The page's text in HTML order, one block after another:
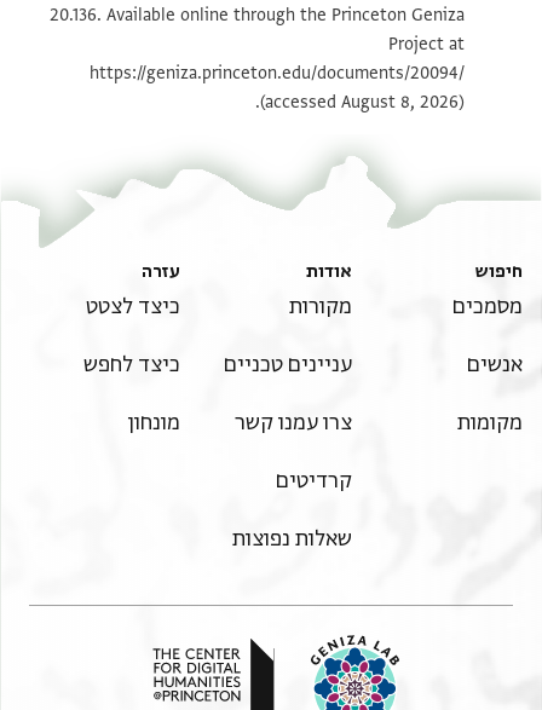
תנאי היתר שימוש בתצלום
20.136. Available online through the Princeton Geniza
Project at
https://geniza.princeton.edu/documents/20094/
(accessed August 8, 2026).
חיפוש
מסמכים
אנשים
מקומות
אודות
מקורות
עניינים טכניים
צרו עמנו קשר
קרדיטים
שאלות נפוצות
עזרה
כיצד לצטט
כיצד לחפש
מונחון